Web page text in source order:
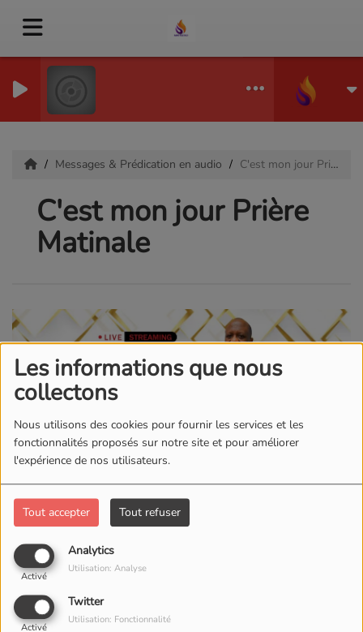
Les informations que nous
collectons
Nous utilisons des cookies pour fournir les services et les
fonctionnalités proposés sur notre site et pour améliorer
l'expérience de nos utilisateurs.
Tout accepter Tout refuser
Analytics
Activé
Utilisation: Analyse
Twitter
Activé
Utilisation: Fonctionnalité
Culte en Direct Culte
CULTE EN DIRECT
Messages & Prédication en audio C'est mon jour Prière Matinale
C'est mon jour Prière
Matinale
30 JUIN 2026
ÉCOUTER LE PODCAST
Sujet du Jour :C'est mon jour